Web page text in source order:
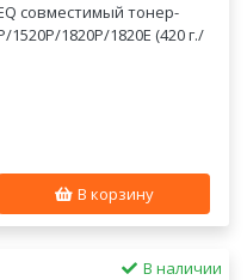
совместимый тонер-
1820P/1820E (420 г./
В корзину
В наличии